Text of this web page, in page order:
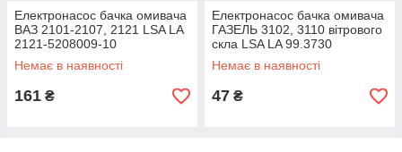
Електронасос бачка омивача
ВАЗ 2101-2107, 2121 LSA LA
2121-5208009-10
Немає в наявності
161 ₴
Електронасос бачка омивача
ГАЗЕЛЬ 3102, 3110 вітрового
скла LSA LA 99.3730
Немає в наявності
47 ₴